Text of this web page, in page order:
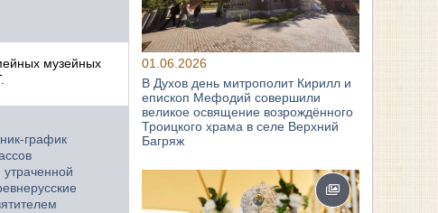
музейных
график
01.06.2026
В Духов день митрополит Кирилл и
епископ Мефодий совершили
великое освящение возрождённого
Троицкого храма в селе Верхний
Багряж